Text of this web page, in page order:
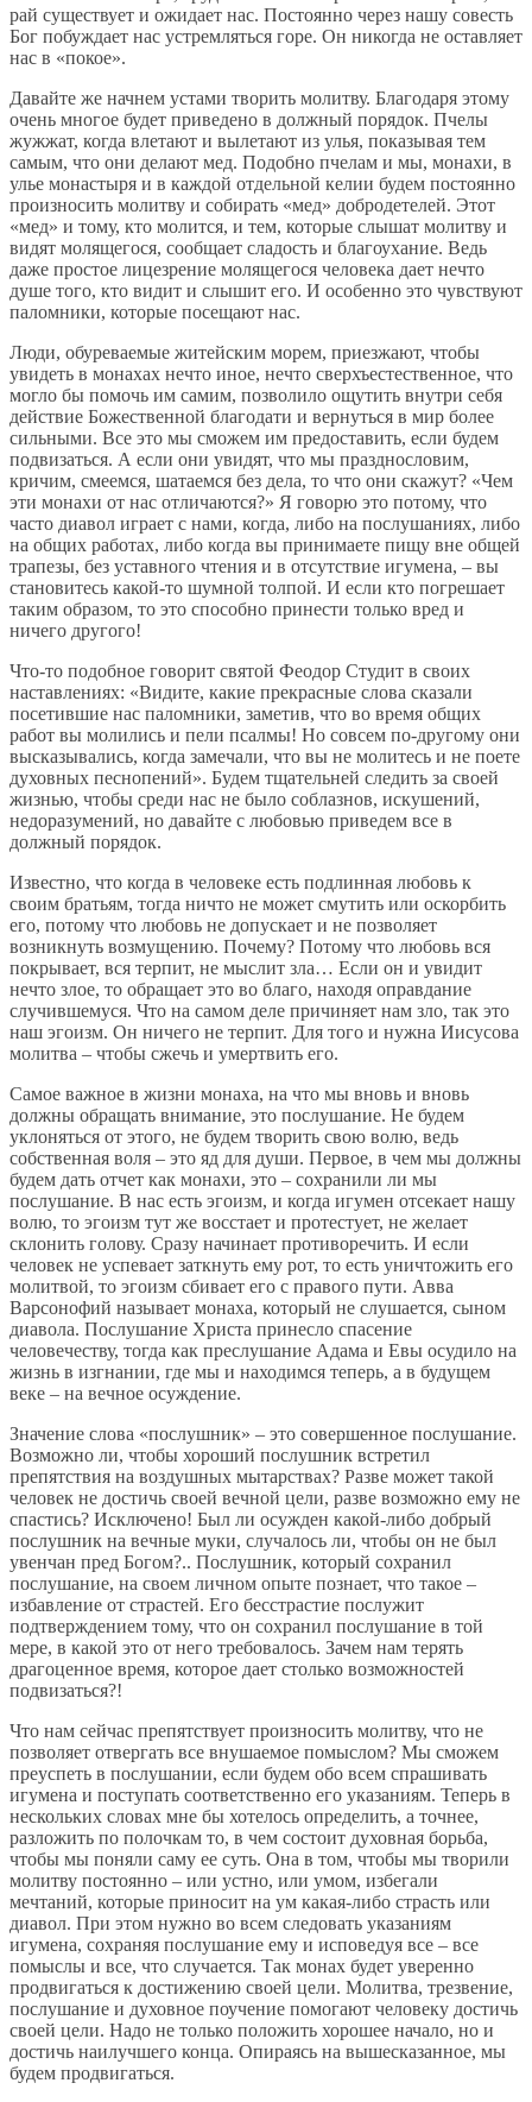
рай существует и ожидает нас. Постоянно через нашу совесть
Бог побуждает нас устремляться горе. Он никогда не оставляет
нас в «покое».
Давайте же начнем устами творить молитву. Благодаря этому
очень многое будет приведено в должный порядок. Пчелы
жужжат, когда влетают и вылетают из улья, показывая тем
самым, что они делают мед. Подобно пчелам и мы, монахи, в
улье монастыря и в каждой отдельной келии будем постоянно
произносить молитву и собирать «мед» добродетелей. Этот
«мед» и тому, кто молится, и тем, которые слышат молитву и
видят молящегося, сообщает сладость и благоухание. Ведь
даже простое лицезрение молящегося человека дает нечто
душе того, кто видит и слышит его. И особенно это чувствуют
паломники, которые посещают нас.
Люди, обуреваемые житейским морем, приезжают, чтобы
увидеть в монахах нечто иное, нечто сверхъ­ест­е­ственное, что
могло бы помочь им самим, позволило ощутить внутри себя
действие Божественной благодати и вернуться в мир более
сильными. Все это мы сможем им предоставить, если будем
подвизаться. А если они увидят, что мы празднословим,
кричим, смеемся, шатаемся без дела, то что они скажут? «Чем
эти монахи от нас отличаются?» Я говорю это потому, что
часто диавол играет с нами, когда, либо на послушаниях, либо
на общих работах, либо когда вы принимаете пищу вне общей
трапезы, без уставного чтения и в отсутствие игумена, – вы
становитесь какой-то шумной толпой. И если кто погрешает
таким образом, то это способно принести только вред и
ничего другого!
Что-то подобное говорит святой Феодор Студит в своих
наставлениях: «Видите, какие прекрасные слова сказали
посетившие нас паломники, заметив, что во время общих
работ вы молились и пели псалмы! Но совсем по-другому они
высказывались, когда замечали, что вы не молитесь и не поете
духовных песнопений». Будем тщательней следить за своей
жизнью, чтобы среди нас не было соблазнов, искушений,
недоразумений, но давайте с любовью приведем все в
должный порядок.
Известно, что когда в человеке есть подлинная любовь к
своим братьям, тогда ничто не может смутить или оскорбить
его, потому что любовь не допускает и не позволяет
возникнуть возмущению. Почему? Потому что любовь вся
покрывает, вся терпит, не мыслит зла… Если он и увидит
нечто злое, то обращает это во благо, находя оправдание
случившемуся. Что на самом деле причиняет нам зло, так это
наш эгоизм. Он ничего не терпит. Для того и нужна Иисусова
молитва – чтобы сжечь и умертвить его.
Самое важное в жизни монаха, на что мы вновь и вновь
должны обращать внимание, это послушание. Не будем
уклоняться от этого, не будем творить свою волю, ведь
собственная воля – это яд для души. Первое, в чем мы должны
будем дать отчет как монахи, это – сохранили ли мы
послушание. В нас есть эгоизм, и когда игумен отсекает нашу
волю, то эгоизм тут же восстает и протестует, не желает
склонить голову. Сразу начинает противоречить. И если
человек не успевает заткнуть ему рот, то есть уничтожить его
молитвой, то эгоизм сбивает его с правого пути. Авва
Варсонофий называет монаха, который не слушается, сыном
диавола. Послушание Христа принесло спасение
человечеству, тогда как преслушание Адама и Евы осудило на
жизнь в изгнании, где мы и находимся теперь, а в будущем
веке – на вечное осуждение.
Значение слова «послушник» – это совершенное послушание.
Возможно ли, чтобы хороший послушник встретил
препятствия на воздушных мытарствах? Разве может такой
человек не достичь своей вечной цели, разве возможно ему не
спастись? Исключено! Был ли осужден какой-либо добрый
послушник на вечные муки, случалось ли, чтобы он не был
увенчан пред Богом?.. Послушник, который сохранил
послушание, на своем личном опыте познает, что такое –
избавление от страстей. Его бесстрастие послужит
подтверждением тому, что он сохранил послушание в той
мере, в какой это от него требовалось. Зачем нам терять
драгоценное время, которое дает столько возможностей
подвизаться?!
Что нам сейчас препятствует произносить молитву, что не
позволяет отвергать все внушаемое помыслом? Мы сможем
преуспеть в послушании, если будем обо всем спрашивать
игумена и поступать соответственно его указаниям. Теперь в
нескольких словах мне бы хотелось определить, а точнее,
разложить по полочкам то, в чем состоит духовная борьба,
чтобы мы поняли саму ее суть. Она в том, чтобы мы творили
молитву постоянно – или устно, или умом, избегали
мечтаний, которые приносит на ум какая-либо страсть или
диавол. При этом нужно во всем следовать указаниям
игумена, сохраняя послушание ему и исповедуя все – все
помыслы и все, что случается. Так монах будет уверенно
продвигаться к достижению своей цели. Молитва, трезвение,
послушание и духовное поучение помогают человеку достичь
своей цели. Надо не только положить хорошее начало, но и
достичь наилучшего конца. Опираясь на вышесказанное, мы
будем продвигаться.